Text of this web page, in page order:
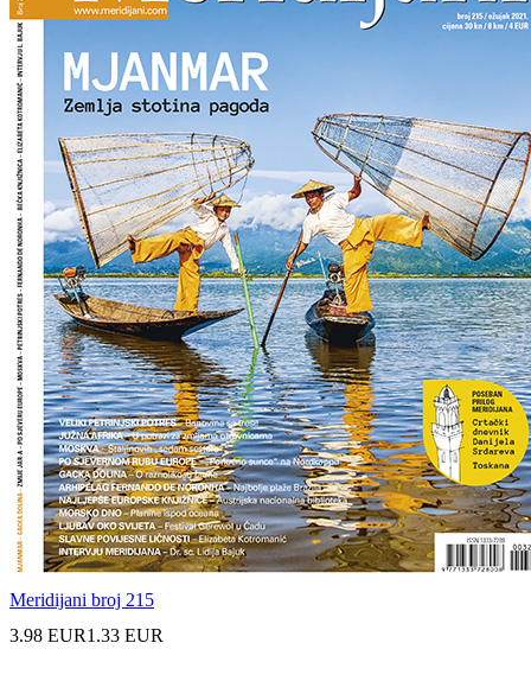
Meridijani broj 215
3.98 EUR1.33 EUR